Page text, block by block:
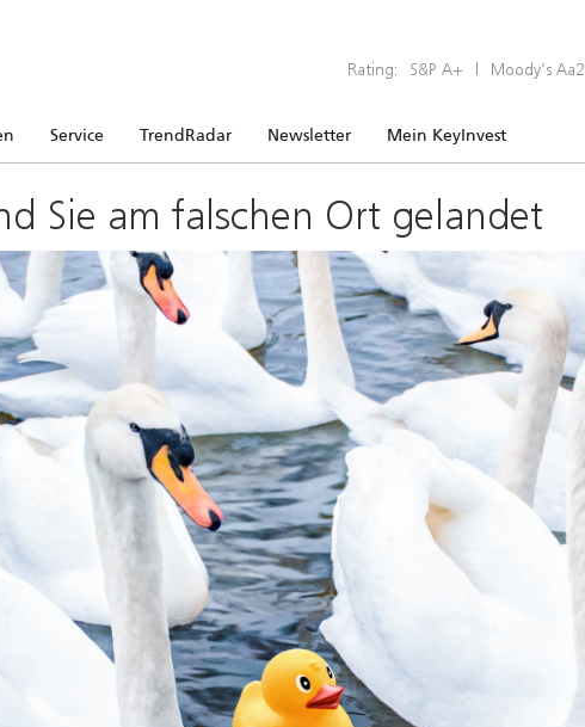
Rating: S&P A+ | Moody’s Aa2
Service TrendRadar Newsletter Mein KeyInvest
Sie am falschen Ort gelandet